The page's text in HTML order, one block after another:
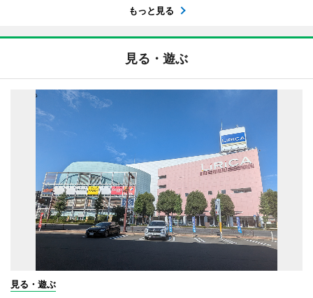
もっと見る
見る・遊ぶ
見る・遊ぶ